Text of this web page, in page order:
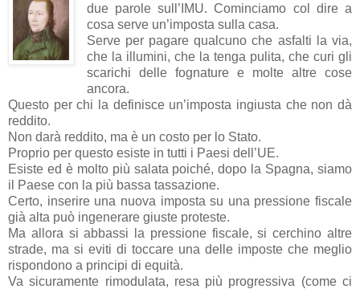
due parole sull’IMU. Cominciamo col dire a
cosa serve un’imposta sulla casa.
Serve per pagare qualcuno che asfalti la via,
che la illumini, che la tenga pulita, che curi gli
scarichi delle fognature e molte altre cose
ancora.
Questo per chi la definisce un’imposta ingiusta che non dà
reddito.
Non darà reddito, ma è un costo per lo Stato.
Proprio per questo esiste in tutti i Paesi dell’UE.
Esiste ed è molto più salata poiché, dopo la Spagna, siamo
il Paese con la più bassa tassazione.
Certo, inserire una nuova imposta su una pressione fiscale
già alta può ingenerare giuste proteste.
Ma allora si abbassi la pressione fiscale, si cerchino altre
strade, ma si eviti di toccare una delle imposte che meglio
rispondono a principi di equità.
Va sicuramente rimodulata, resa più progressiva (come ci